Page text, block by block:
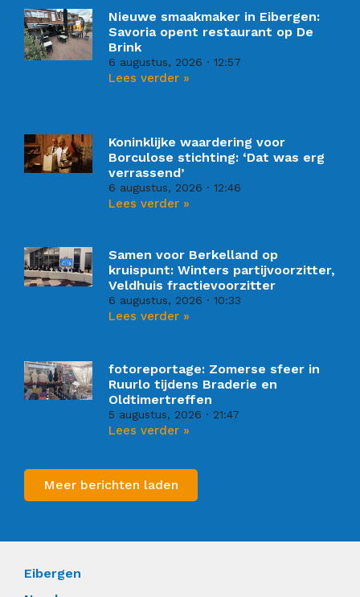
Nieuwe smaakmaker in Eibergen:
Savoria opent restaurant op De
Brink
6 augustus, 2026 12:57
Lees verder »
Koninklijke waardering voor
Borculose stichting: ‘Dat was erg
verrassend’
6 augustus, 2026 12:46
Lees verder »
Samen voor Berkelland op
kruispunt: Winters partijvoorzitter,
Veldhuis fractievoorzitter
6 augustus, 2026 10:33
Lees verder »
fotoreportage: Zomerse sfeer in
Ruurlo tijdens Braderie en
Oldtimertreffen
5 augustus, 2026 21:47
Lees verder »
Meer berichten laden
Eibergen